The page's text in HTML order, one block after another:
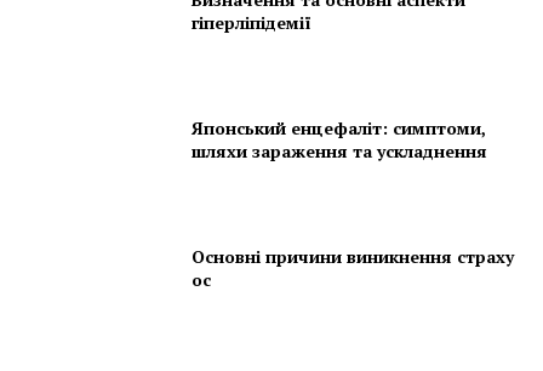
гіперліпідемії
Японський енцефаліт: симптоми,
шляхи зараження та ускладнення
Основні причини виникнення страху
ос